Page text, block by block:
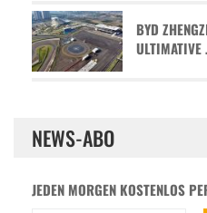
BYD
NEWS-ABO
JEDEN MORGEN KOSTENLOS